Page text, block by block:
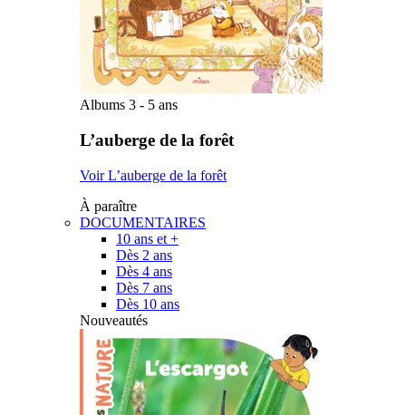
Albums 3 - 5 ans
L’auberge de la forêt
Voir L’auberge de la forêt
À paraître
DOCUMENTAIRES
10 ans et +
Dès 2 ans
Dès 4 ans
Dès 7 ans
Dès 10 ans
Nouveautés